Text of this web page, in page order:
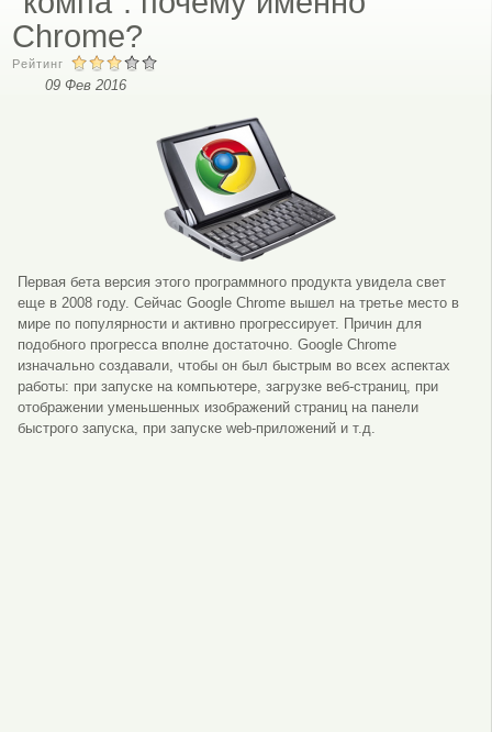
Chrome?
Рейтинг
09 Фев 2016
Первая бета версия этого программного продукта увидела свет
еще в 2008 году. Сейчас Google Chrome вышел на третье место в
мире по популярности и активно прогрессирует. Причин для
подобного прогресса вполне достаточно. Google Chrome
изначально создавали, чтобы он был быстрым во всех аспектах
работы: при запуске на компьютере, загрузке веб-страниц, при
отображении уменьшенных изображений страниц на панели
быстрого запуска, при запуске web-приложений и т.д.